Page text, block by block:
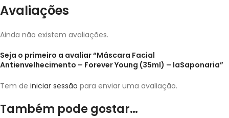
Avaliações
Ainda não existem avaliações.
Seja o primeiro a avaliar “Máscara Facial
Antienvelhecimento – Forever Young (35ml) – laSaponaria”
Tem de iniciar sessão para enviar uma avaliação.
Também pode gostar…